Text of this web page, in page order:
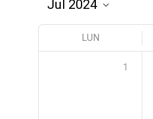
LUN
1